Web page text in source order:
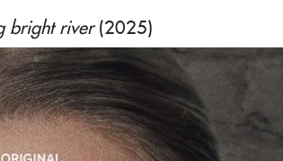
bright river(2025)